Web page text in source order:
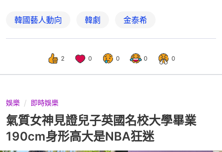
韓國藝人動向 韓劇 金泰希
2 0 0 0 0
娛樂 即時娛樂
氣質女神見證兒子英國名校大學畢業
190cm身形高大是NBA狂迷